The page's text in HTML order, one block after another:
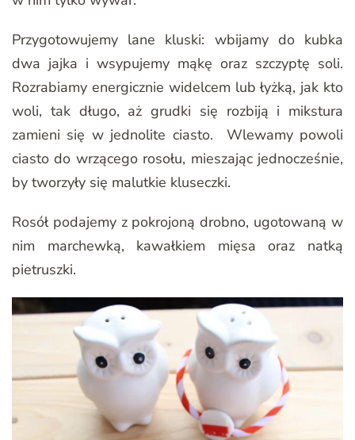
Przygotowujemy lane kluski: wbijamy do kubka
dwa jajka i wsypujemy mąkę oraz szczyptę soli.
Rozrabiamy energicznie widelcem lub łyżką, jak kto
woli, tak długo, aż grudki się rozbiją i mikstura
zamieni się w jednolite ciasto. Wlewamy powoli
ciasto do wrzącego rosołu, mieszając jednocześnie,
by tworzyły się malutkie kluseczki.
Rosół podajemy z pokrojoną drobno, ugotowaną w
nim marchewką, kawałkiem mięsa oraz natką
pietruszki.